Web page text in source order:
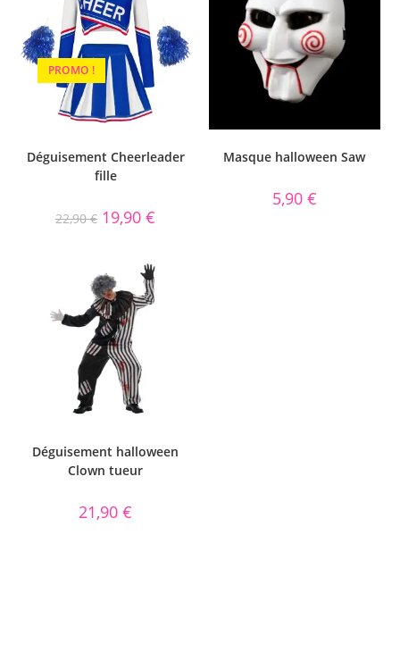
PROMO !
Déguisement Cheerleader
fille
22,90€ 19,90€
Masque halloween Saw
5,90 €
Déguisement halloween
Clown tueur
21,90€